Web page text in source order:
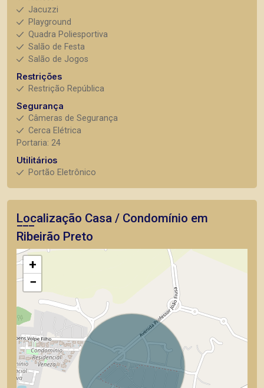
Jacuzzi
Playground
Quadra Poliesportiva
Salão de Festa
Salão de Jogos
Restrições
Restrição República
Segurança
Câmeras de Segurança
Cerca Elétrica
Portaria: 24
Utilitários
Portão Eletrônico
Localização Casa / Condomínio em
Ribeirão Preto
+
−